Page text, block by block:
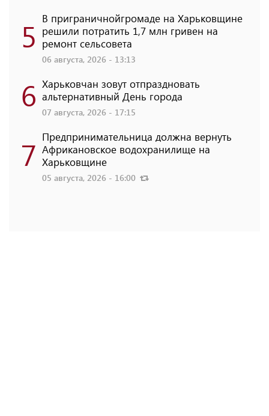
5 В приграничнойгромаде на Харьковщине
решили потратить 1,7 млн ​​гривен на
ремонт сельсовета
06 августа, 2026 - 13:13
6 Харьковчан зовут отпраздновать
альтернативный День города
07 августа, 2026 - 17:15
7 Предпринимательница должна вернуть
Африкановское водохранилище на
Харьковщине
05 августа, 2026 - 16:00